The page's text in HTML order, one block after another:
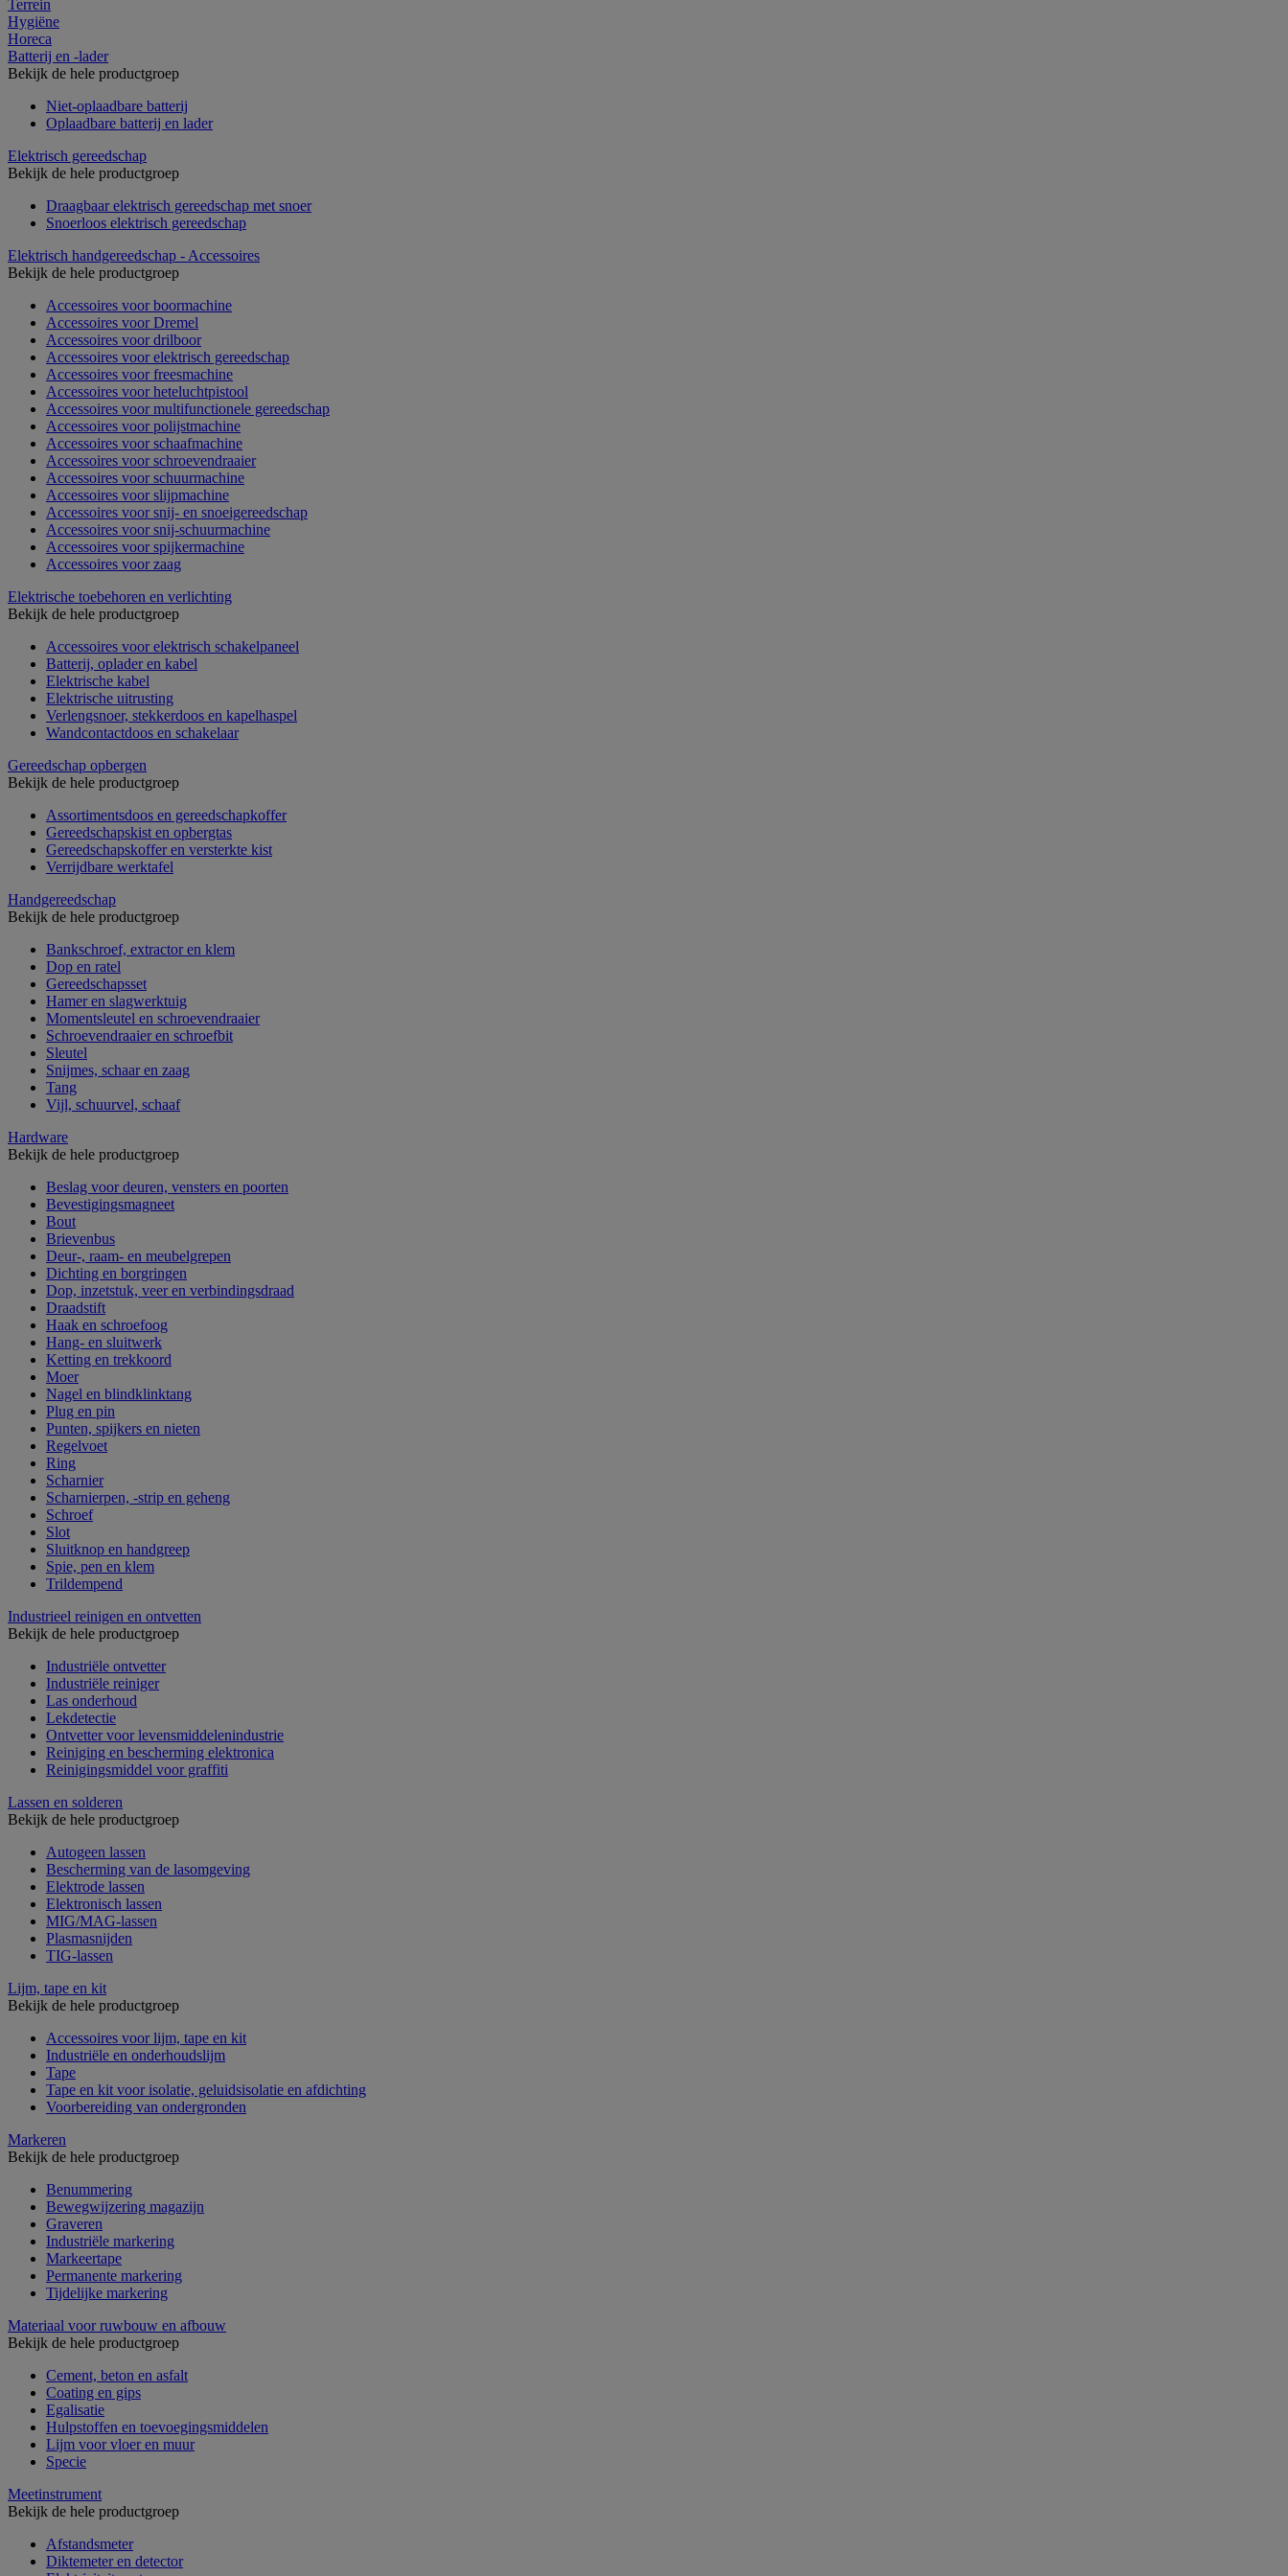
Terrein
Hygiëne
Horeca
Batterij en -lader
Bekijk de hele productgroep
Niet-oplaadbare batterij
Oplaadbare batterij en lader
Elektrisch gereedschap
Bekijk de hele productgroep
Draagbaar elektrisch gereedschap met snoer
Snoerloos elektrisch gereedschap
Elektrisch handgereedschap - Accessoires
Bekijk de hele productgroep
Accessoires voor boormachine
Accessoires voor Dremel
Accessoires voor drilboor
Accessoires voor elektrisch gereedschap
Accessoires voor freesmachine
Accessoires voor heteluchtpistool
Accessoires voor multifunctionele gereedschap
Accessoires voor polijstmachine
Accessoires voor schaafmachine
Accessoires voor schroevendraaier
Accessoires voor schuurmachine
Accessoires voor slijpmachine
Accessoires voor snij- en snoeigereedschap
Accessoires voor snij-schuurmachine
Accessoires voor spijkermachine
Accessoires voor zaag
Elektrische toebehoren en verlichting
Bekijk de hele productgroep
Accessoires voor elektrisch schakelpaneel
Batterij, oplader en kabel
Elektrische kabel
Elektrische uitrusting
Verlengsnoer, stekkerdoos en kapelhaspel
Wandcontactdoos en schakelaar
Gereedschap opbergen
Bekijk de hele productgroep
Assortimentsdoos en gereedschapkoffer
Gereedschapskist en opbergtas
Gereedschapskoffer en versterkte kist
Verrijdbare werktafel
Handgereedschap
Bekijk de hele productgroep
Bankschroef, extractor en klem
Dop en ratel
Gereedschapsset
Hamer en slagwerktuig
Momentsleutel en schroevendraaier
Schroevendraaier en schroefbit
Sleutel
Snijmes, schaar en zaag
Tang
Vijl, schuurvel, schaaf
Hardware
Bekijk de hele productgroep
Beslag voor deuren, vensters en poorten
Bevestigingsmagneet
Bout
Brievenbus
Deur-, raam- en meubelgrepen
Dichting en borgringen
Dop, inzetstuk, veer en verbindingsdraad
Draadstift
Haak en schroefoog
Hang- en sluitwerk
Ketting en trekkoord
Moer
Nagel en blindklinktang
Plug en pin
Punten, spijkers en nieten
Regelvoet
Ring
Scharnier
Scharnierpen, -strip en geheng
Schroef
Slot
Sluitknop en handgreep
Spie, pen en klem
Trildempend
Industrieel reinigen en ontvetten
Bekijk de hele productgroep
Industriële ontvetter
Industriële reiniger
Las onderhoud
Lekdetectie
Ontvetter voor levensmiddelenindustrie
Reiniging en bescherming elektronica
Reinigingsmiddel voor graffiti
Lassen en solderen
Bekijk de hele productgroep
Autogeen lassen
Bescherming van de lasomgeving
Elektrode lassen
Elektronisch lassen
MIG/MAG-lassen
Plasmasnijden
TIG-lassen
Lijm, tape en kit
Bekijk de hele productgroep
Accessoires voor lijm, tape en kit
Industriële en onderhoudslijm
Tape
Tape en kit voor isolatie, geluidsisolatie en afdichting
Voorbereiding van ondergronden
Markeren
Bekijk de hele productgroep
Benummering
Bewegwijzering magazijn
Graveren
Industriële markering
Markeertape
Permanente markering
Tijdelijke markering
Materiaal voor ruwbouw en afbouw
Bekijk de hele productgroep
Cement, beton en asfalt
Coating en gips
Egalisatie
Hulpstoffen en toevoegingsmiddelen
Lijm voor vloer en muur
Specie
Meetinstrument
Bekijk de hele productgroep
Afstandsmeter
Diktemeter en detector